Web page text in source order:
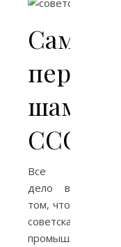
Самые
первые
шампуни
СССР
Все
дело в
том, что
советская
промышленность